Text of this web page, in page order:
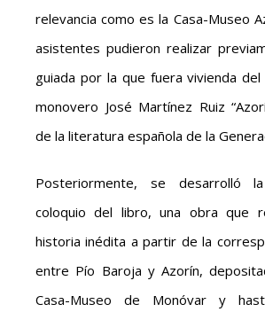
relevancia como es la Casa-Museo
asistentes pudieron realizar
guiada por la que fuera vivienda
monovero José Martínez Ruiz
de la literatura española de la
Posteriormente, se desarrolló
coloquio del libro, una obra que
historia inédita a partir de la
entre Pío Baroja y Azorín,
Casa-Museo de Monóvar y